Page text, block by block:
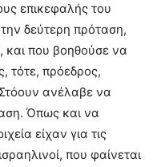
επικεφαλής του
δεύτερη πρόταση,
και που βοηθούσε να
τότε, πρόεδρος,
ανέλαβε να
Όπως και να
είχαν για τις
που φαίνεται